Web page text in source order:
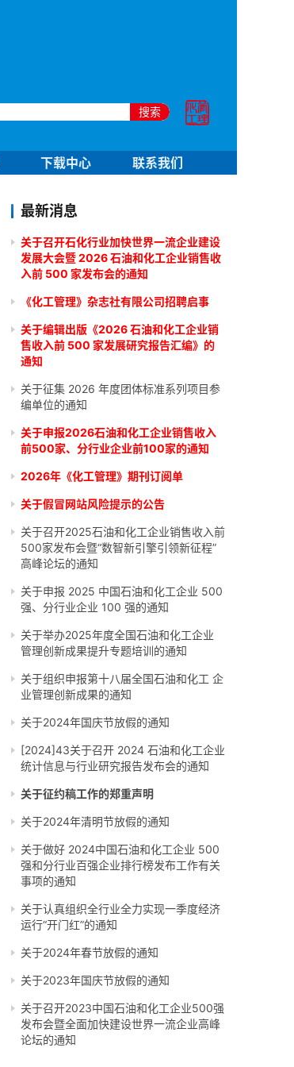
搜索
下载中心 联系我们
最新消息
关于召开石化行业加快世界一流企业建设
发展大会暨 2026 石油和化工企业销售收
入前 500 家发布会的通知
《化工管理》杂志社有限公司招聘启事
关于编辑出版《2026 石油和化工企业销
售收入前 500 家发展研究报告汇编》的
通知
关于征集 2026 年度团体标准系列项目参
编单位的通知
关于申报2026石油和化工企业销售收入
前500家、分行业企业前100家的通知
2026年《化工管理》期刊订阅单
关于假冒网站风险提示的公告
关于召开2025石油和化工企业销售收入前
500家发布会暨“数智新引擎引领新征程”
高峰论坛的通知
关于申报 2025 中国石油和化工企业 500
强、分行业企业 100 强的通知
关于举办2025年度全国石油和化工企业
管理创新成果提升专题培训的通知
关于组织申报第十八届全国石油和化工 企
业管理创新成果的通知
关于2024年国庆节放假的通知
[2024]43关于召开 2024 石油和化工企业
统计信息与行业研究报告发布会的通知
关于征约稿工作的郑重声明
关于2024年清明节放假的通知
关于做好 2024中国石油和化工企业 500
强和分行业百强企业排行榜发布工作有关
事项的通知
关于认真组织全行业全力实现一季度经济
运行“开门红”的通知
关于2024年春节放假的通知
关于2023年国庆节放假的通知
关于召开2023中国石油和化工企业500强
发布会暨全面加快建设世界一流企业高峰
论坛的通知